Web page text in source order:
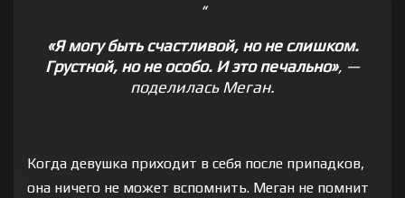
«Я могу быть счастливой, но не слишком.
Грустной, но не особо. И это печально», —
поделилась Меган.
Когда девушка приходит в себя после припадков,
она ничего не может вспомнить. Меган не помнит